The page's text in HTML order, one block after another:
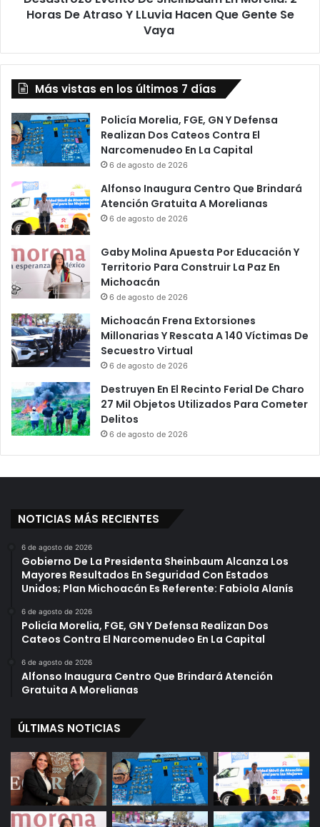
Que
Se
Vaya
Horas De Atraso Y LLuvia Hacen Que Gente Se
Vaya
Más vistas en los últimos 7 días
Policía Morelia, FGE, GN Y Defensa
Realizan Dos Cateos Contra El
Narcomenudeo En La Capital
6 de agosto de 2026
Alfonso Inaugura Centro Que Brindará
Atención Gratuita A Morelianas
6 de agosto de 2026
Gaby Molina Apuesta Por Educación Y
Territorio Para Construir La Paz En
Michoacán
6 de agosto de 2026
Michoacán Frena Extorsiones
Millonarias Y Rescata A 140 Víctimas De
Secuestro Virtual
6 de agosto de 2026
Destruyen En El Recinto Ferial De Charo
27 Mil Objetos Utilizados Para Cometer
Delitos
6 de agosto de 2026
NOTICIAS MÁS RECIENTES
6 de agosto de 2026
Gobierno De La Presidenta Sheinbaum Alcanza Los
Mayores Resultados En Seguridad Con Estados
Unidos; Plan Michoacán Es Referente: Fabiola Alanís
6 de agosto de 2026
Policía Morelia, FGE, GN Y Defensa Realizan Dos
Cateos Contra El Narcomenudeo En La Capital
6 de agosto de 2026
Alfonso Inaugura Centro Que Brindará Atención
Gratuita A Morelianas
ÚLTIMAS NOTICIAS